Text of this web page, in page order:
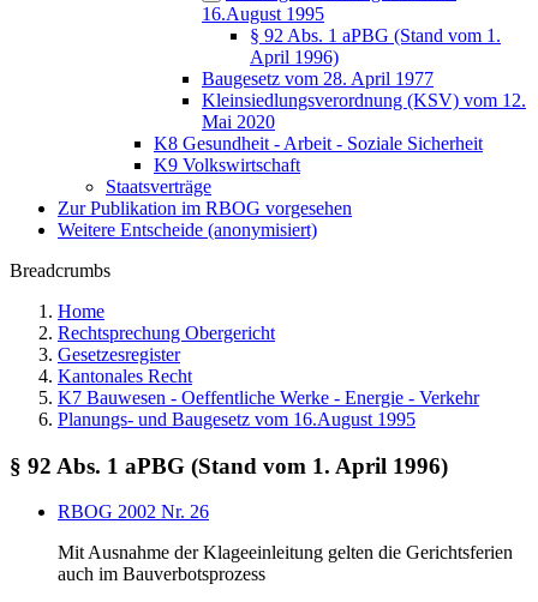
16.August 1995
§ 92 Abs. 1 aPBG (Stand vom 1.
April 1996)
Baugesetz vom 28. April 1977
Kleinsiedlungsverordnung (KSV) vom 12.
Mai 2020
K8 Gesundheit - Arbeit - Soziale Sicherheit
K9 Volkswirtschaft
Staatsverträge
Zur Publikation im RBOG vorgesehen
Weitere Entscheide (anonymisiert)
Breadcrumbs
Home
Rechtsprechung Obergericht
Gesetzesregister
Kantonales Recht
K7 Bauwesen - Oeffentliche Werke - Energie - Verkehr
Planungs- und Baugesetz vom 16.August 1995
§ 92 Abs. 1 aPBG (Stand vom 1. April 1996)
RBOG 2002 Nr. 26
Mit Ausnahme der Klageeinleitung gelten die Gerichtsferien
auch im Bauverbotsprozess